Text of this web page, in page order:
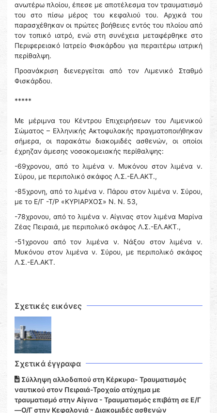
ανωτέρω πλοίου, έπεσε με αποτέλεσμα τον τραυματισμό
του στο πίσω μέρος του κεφαλιού του. Αρχικά του
παρασχέθηκαν οι πρώτες βοήθειες εντός του πλοίου από
τον τοπικό ιατρό, ενώ στη συνέχεια μεταφέρθηκε στο
Περιφερειακό Ιατρείο Φισκάρδου για περαιτέρω ιατρική
περίθαλψη.
Προανάκριση διενεργείται από τον Λιμενικό Σταθμό
Φισκάρδου.
*****
Με μέριμνα του Κέντρου Επιχειρήσεων του Λιμενικού
Σώματος – Ελληνικής Ακτοφυλακής πραγματοποιήθηκαν
σήμερα, οι παρακάτω διακομιδές ασθενών, οι οποίοι
έχρηζαν άμεσης νοσοκομειακής περίθαλψης:
-69χρονου, από το λιμένα ν. Μυκόνου στον λιμένα ν.
Σύρου, με περιπολικό σκάφος Λ.Σ.-ΕΛ.ΑΚΤ.,
-85χρονη, από το λιμένα ν. Πάρου στον λιμένα ν. Σύρου,
με το Ε/Γ -Τ/Ρ «ΚΥΡΙΑΡΧΟΣ» Ν. Ν. 53,
-78χρονου, από το λιμένα ν. Αίγινας στον λιμένα Μαρίνα
Ζέας Πειραιά, με περιπολικό σκάφος Λ.Σ.-ΕΛ.ΑΚΤ.,
-51χρονου από τον λιμένα ν. Νάξου στον λιμένα ν.
Μυκόνου στον λιμένα ν. Σύρου, με περιπολικό σκάφος
Λ.Σ.-ΕΛ.ΑΚΤ.
Σχετικές εικόνες
Σχετικά έγγραφα
Σύλληψη αλλοδαπού στη Κέρκυρα- Τραυματισμός
ναυτικού στον Πειραιά-Τροχαίο ατύχημα με
τραυματισμό στην Αίγινα - Τραυματισμός επιβάτη σε Ε/Γ
—Ο/Γ στην Κεφαλονιά - Διακομιδές ασθενών